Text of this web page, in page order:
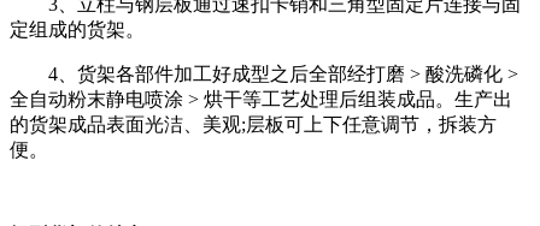
3、立柱与钢层板通过速扣卡销和三角型固定片连接与固
定组成的货架。
4、货架各部件加工好成型之后全部经打磨 > 酸洗磷化 >
全自动粉末静电喷涂 > 烘干等工艺处理后组装成品。生产出
的货架成品表面光洁、美观;层板可上下任意调节，拆装方
便。